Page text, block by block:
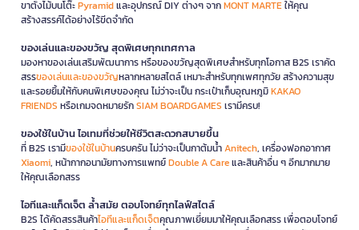
ขาตั้งไม้บนโต๊ะPyramidและอุปกรณ์ DIY ต่างๆ จากMONT MARTEให้คุณ
สร้างสรรค์ได้อย่างไร้ขีดจำกัด
ของเล่นและของขวัญ สุดพิเศษทุกเทศกาล
มองหาของเล่นเสริมพัฒนาการ หรือของขวัญสุดพิเศษสำหรับทุกโอกาส B2S เราคัด
สรรของเล่นและของขวัญหลากหลายสไตล์ เหมาะสำหรับทุกเพศทุกวัย สร้างความสุข
และรอยยิ้มให้กับคนพิเศษของคุณ ไม่ว่าจะเป็น กระเป๋าเก็บอุณหภูมิKAKAO
FRIENDS หรือเกมจดหมายรักSIAM BOARDGAMES เรามีครบ!
ของใช้ในบ้าน ไอเทมที่ช่วยให้ชีวิตสะดวกสบายขึ้น
ที่ B2S เรามีของใช้ในบ้านครบครัน ไม่ว่าจะเป็นกาต้มน้ำAnitech, เครื่องฟอกอากาศ
Xiaomi, หน้ากากอนามัยทางการแพทย์Double A Careและสินค้าอื่น ๆ อีกมากมาย
ให้คุณเลือกสรร
ไอทีและแก็ดเจ็ต ล้ำสมัย ตอบโจทย์ทุกไลฟ์สไตล์
B2S ได้คัดสรรสินค้าไอทีและแก็ดเจ็ตคุณภาพเยี่ยมมาให้คุณเลือกสรร เพื่อตอบโจทย์